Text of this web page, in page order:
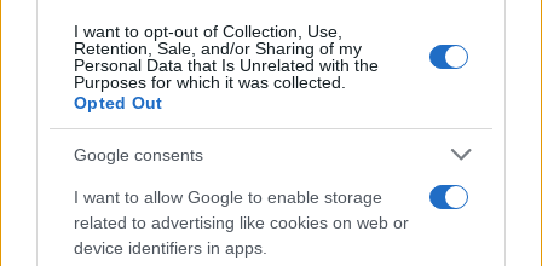
I want to opt-out of Collection, Use,
Retention, Sale, and/or Sharing of my
Personal Data that Is Unrelated with the
Purposes for which it was collected.
Opted Out
Google consents
I want to allow Google to enable storage
related to advertising like cookies on web or
device identifiers in apps.
massima. Evitare la concentrazione: nessun singolo
titolo deve compromettere il capitale. Preferire
broker con protezioni e autenticazione forte.
Conservare undiario d’investimentocon ipotesi,
fonti e date: aiuta a imparare dagli errori e a
riconoscere i colpi di fortuna.
Ricordare che nessuna checklist elimina